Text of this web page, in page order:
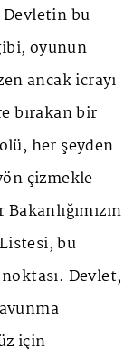
bu
oyunun
ancak icrayı
bırakan bir
her şeyden
çizmekle
bu
Devlet,
için